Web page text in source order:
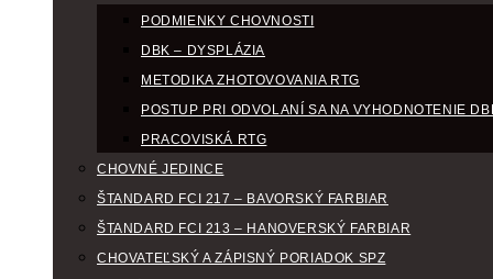
PODMIENKY CHOVNOSTI
DBK – DYSPLÁZIA
METODIKA ZHOTOVOVANIA RTG
POSTUP PRI ODVOLANÍ SA NA VYHODNOTENIE
PRACOVISKÁ RTG
CHOVNÉ JEDINCE
ŠTANDARD FCI 217 – BAVORSKÝ FARBIAR
ŠTANDARD FCI 213 – HANOVERSKÝ FARBIAR
CHOVATEĽSKÝ A ZÁPISNÝ PORIADOK SPZ